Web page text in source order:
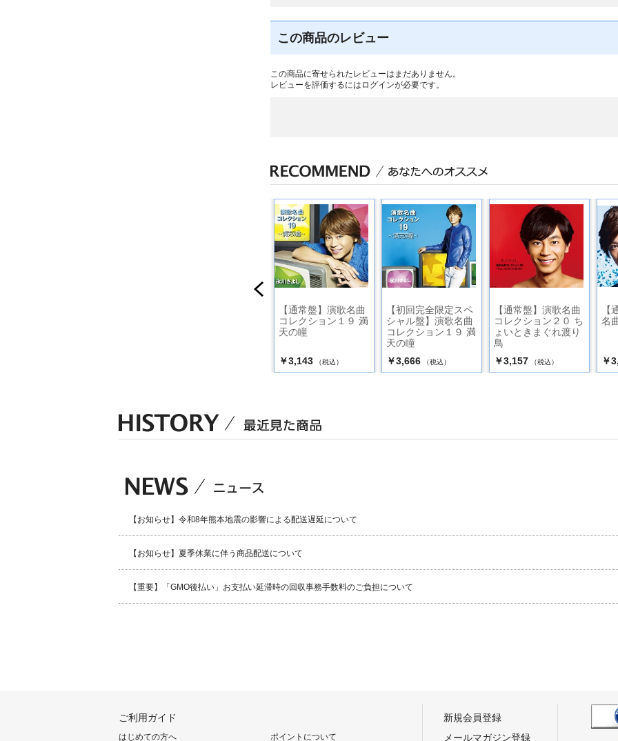
この商品のレビュー
この商品に寄せられたレビューはまだありません。
レビューを評価するには ログインが必要です。
【通常盤】演歌名曲
コレクション１９ 満
天の瞳
￥3,143 （税込）
【初回完全限定スペ
シャル盤】演歌名曲
コレクション１９ 満
天の瞳
￥3,666
（税込）
【通常盤】演歌名曲
コレクション２０ ち
ょいときまぐれ渡り
鳥
￥3,157
（税込）
【
名
￥
【お知らせ】令和8年熊本地震の影響による配送遅延について
【お知らせ】夏季休業に伴う商品配送について
【重要】「GMO後払い」お支払い延滞時の回収事務手数料のご負担について
ご利用ガイド
はじめての方へ ポイントについて
新規会員登録
メールマガジン登録